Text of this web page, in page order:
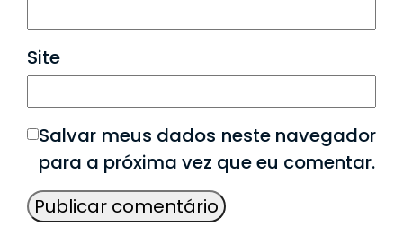
Site
Salvar meus dados neste navegador
para a próxima vez que eu comentar.